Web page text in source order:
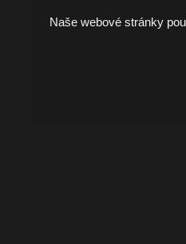
Naše webové stránky